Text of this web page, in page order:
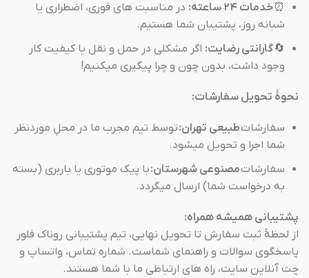
⏰خدمات ۲۴ ساعته:
در مناسبت های فوری، اضطراری یا
شبانه روز، پشتیبان شما هستیم.
🔄گارانتی رضایت: اگر مشکلی در حمل و نقل یا کیفیت کار
وجود داشت، بدون چون و چرا پیگیری میکنیم!
نحوهٔ تحویل سفارشات:
سفارشاتطبیعی تهران:توسط تیم مجرب ما در محلِ موردنظر
شما اجرا و تحویل میشود.
سفارشاتمصنوعی شهرستان:با پیک موتوری یا باربری (بسته
به درخواست شما) ارسال میگردد.
پشتیبانی همیشه همراه:
از لحظهٔ ثبت سفارش تا تحویل نهایی، تیم پشتیبانی روناک فلور
پاسخگوی سوالات و راهنمای شماست. شماره تماس، واتساپ و
چت آنلاین سایت، راه های ارتباطی ما با شما هستند.